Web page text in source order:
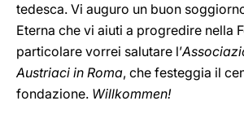
tedesca. Vi auguro un buon
Eterna che vi aiuti a progredire nella
particolare vorrei salutare l’
Austriaci in Roma, che festeggia il
fondazione. Willkommen!